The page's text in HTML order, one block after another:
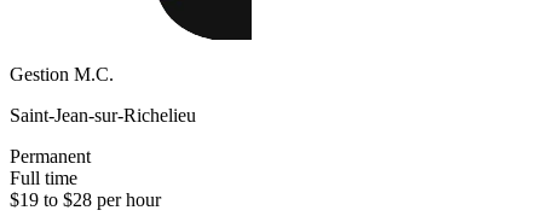
Gestion M.C.
Saint-Jean-sur-Richelieu
Permanent
Full time
$19 to $28 per hour